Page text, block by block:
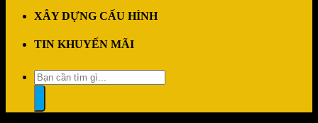
XÂY DỰNG CẤU HÌNH
TIN KHUYẾN MÃI
Tìm
kiếm: